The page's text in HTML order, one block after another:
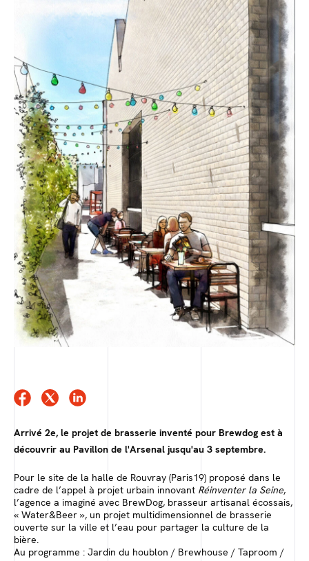
Arrivé 2e, le projet de brasserie inventé pour Brewdog est à
découvrir au Pavillon de l'Arsenal jusqu'au 3 septembre.
Pour le site de la halle de Rouvray (Paris19) proposé dans le
cadre de l’appel à projet urbain innovant Réinventer la Seine,
l’agence a imaginé avec BrewDog, brasseur artisanal écossais,
« Water&Beer », un projet multidimensionnel de brasserie
ouverte sur la ville et l’eau pour partager la culture de la
bière.
Au programme : Jardin du houblon / Brewhouse / Taproom /